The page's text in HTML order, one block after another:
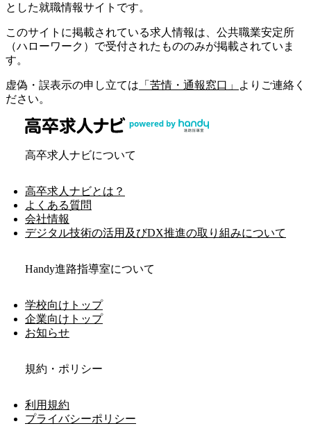
とした就職情報サイトです。
このサイトに掲載されている求人情報は、公共職業安定所
（ハローワーク）で受付されたもののみが掲載されていま
す。
虚偽・誤表示の申し立ては 「苦情・通報窓口」
よりご連絡く
ださい。
高卒求人ナビについて
高卒求人ナビとは？
よくある質問
会社情報
デジタル技術の活用及びDX推進の取り組みについて
Handy進路指導室について
学校向けトップ
企業向けトップ
お知らせ
規約・ポリシー
利用規約
プライバシーポリシー